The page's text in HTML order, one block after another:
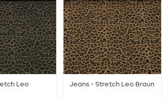
Leo
Jeans - Stretch Leo Braun